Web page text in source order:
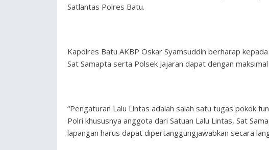
Satlantas Polres Batu.
Kapolres Batu AKBP Oskar Syamsuddin berharap
Sat Samapta serta Polsek Jajaran dapat dengan
“Pengaturan Lalu Lintas adalah salah satu tugas pokok
Polri khususnya anggota dari Satuan Lalu Lintas, Sat
lapangan harus dapat dipertanggungjawabkan secara